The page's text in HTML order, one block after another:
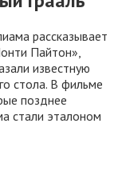
рассказывает
Пайтон»,
известную
стола. В фильме
позднее
стали эталоном